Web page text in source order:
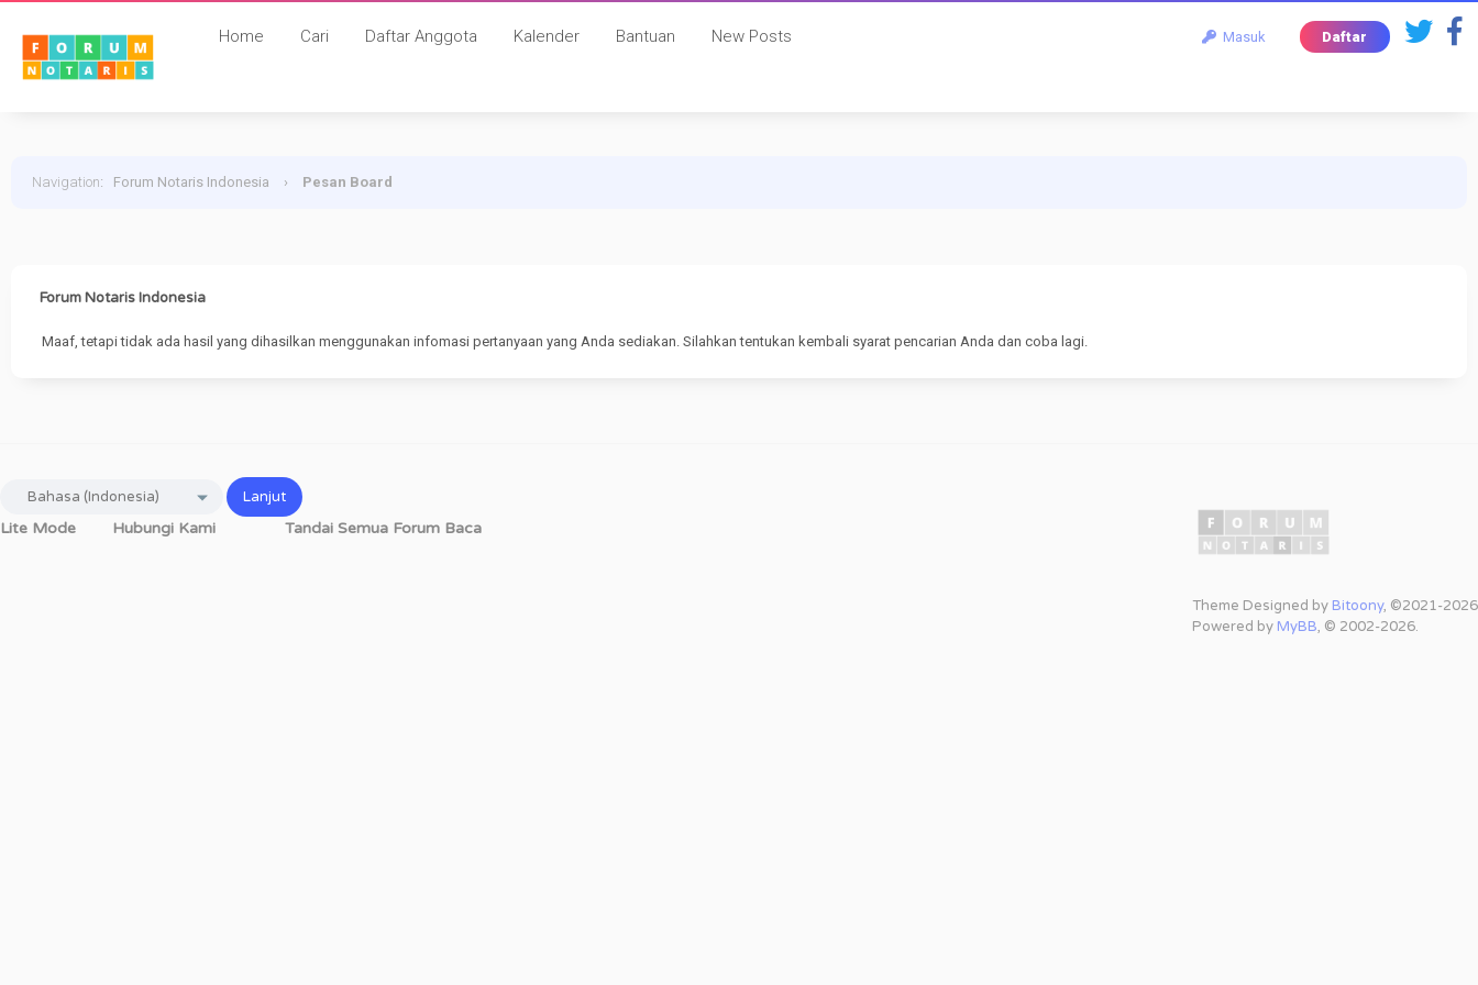
Masuk Daftar
Home Cari Daftar Anggota Kalender Bantuan New Posts
Navigation: Forum Notaris Indonesia › Pesan Board
Forum Notaris Indonesia
Maaf, tetapi tidak ada hasil yang dihasilkan menggunakan infomasi pertanyaan yang Anda sediakan. Silahkan tentukan kembali syarat pencarian Anda dan coba lagi.
Theme Designed by Bitoony, ©2021-2026
Powered by MyBB, © 2002-2026.
Lite Mode Hubungi Kami Tandai Semua Forum Baca